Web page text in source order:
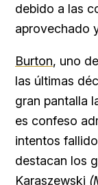
debido a las
aprovechado
Burton, uno
las últimas
gran pantalla
es confeso
intentos
destacan los
Karaszewski